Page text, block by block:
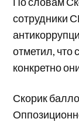
сотрудники
отметил, что
конкретно
Скорик